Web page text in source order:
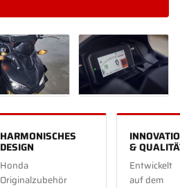
HARMONISCHES
DESIGN
Honda
Originalzubehör
&
Entwickelt
auf dem